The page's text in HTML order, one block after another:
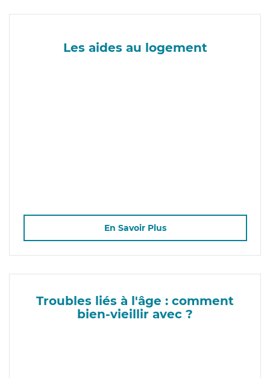
Les aides au logement
En Savoir Plus
Troubles liés à l'âge : comment
bien-vieillir avec ?